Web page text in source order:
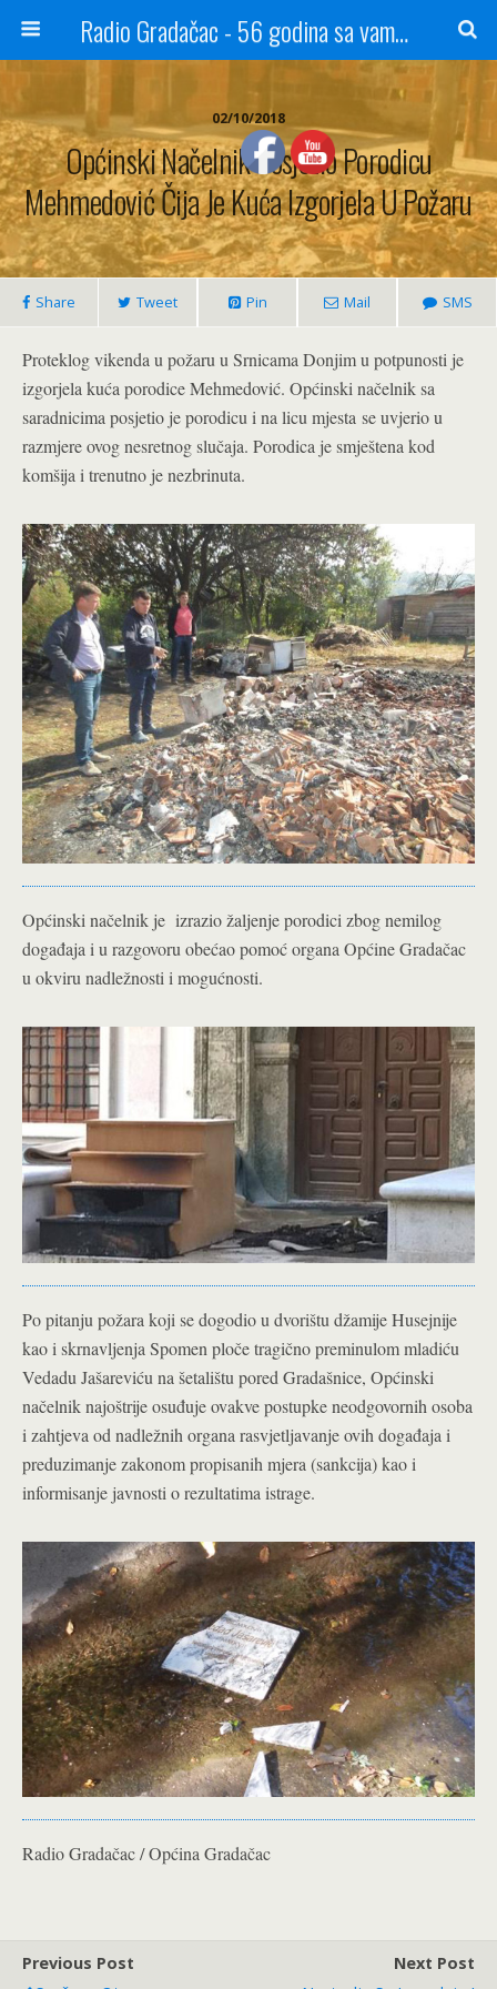
Radio Gradačac - 56 godina sa vama...
02/10/2018
Općinski Načelnik Posjetio Porodicu
Mehmedović Čija Je Kuća Izgorjela U Požaru
Share Tweet Pin Mail SMS
Proteklog vikenda u požaru u Srnicama Donjim u potpunosti je
izgorjela kuća porodice Mehmedović. Općinski načelnik sa
saradnicima posjetio je porodicu i na licu mjesta se uvjerio u
razmjere ovog nesretnog slučaja. Porodica je smještena kod
komšija i trenutno je nezbrinuta.
Općinski načelnik je izrazio žaljenje porodici zbog nemilog
događaja i u razgovoru obećao pomoć organa Općine Gradačac
u okviru nadležnosti i mogućnosti.
Po pitanju požara koji se dogodio u dvorištu džamije Husejnije
kao i skrnavljenja Spomen ploče tragično preminulom mladiću
Vedadu Jašareviću na šetalištu pored Gradašnice, Općinski
načelnik najoštrije osuđuje ovakve postupke neodgovornih osoba
i zahtjeva od nadležnih organa rasvjetljavanje ovih događaja i
preduzimanje zakonom propisanih mjera (sankcija) kao i
informisanje javnosti o rezultatima istrage.
Radio Gradačac / Općina Gradačac
Previous Post
Next Post